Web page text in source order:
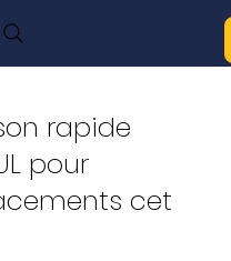
rapide
pour
cet